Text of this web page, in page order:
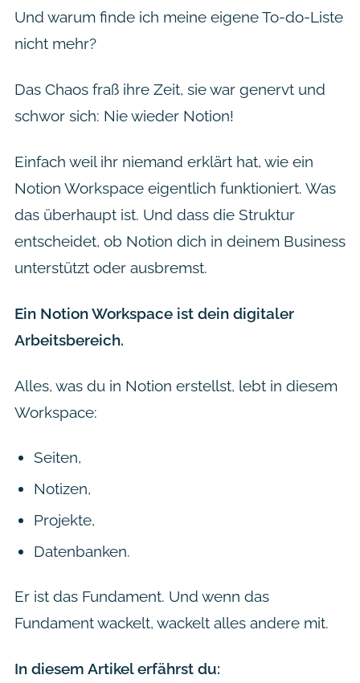
Und warum finde ich meine eigene To-do-Liste
nicht mehr?
Das Chaos fraß ihre Zeit, sie war genervt und
schwor sich: Nie wieder Notion!
Einfach weil ihr niemand erklärt hat, wie ein
Notion Workspace eigentlich funktioniert. Was
das überhaupt ist. Und dass die Struktur
entscheidet, ob Notion dich in deinem Business
unterstützt oder ausbremst.
Ein Notion Workspace ist dein digitaler
Arbeitsbereich.
Alles, was du in Notion erstellst, lebt in diesem
Workspace:
Seiten,
Notizen,
Projekte,
Datenbanken.
Er ist das Fundament. Und wenn das
Fundament wackelt, wackelt alles andere mit.
In diesem Artikel erfährst du: